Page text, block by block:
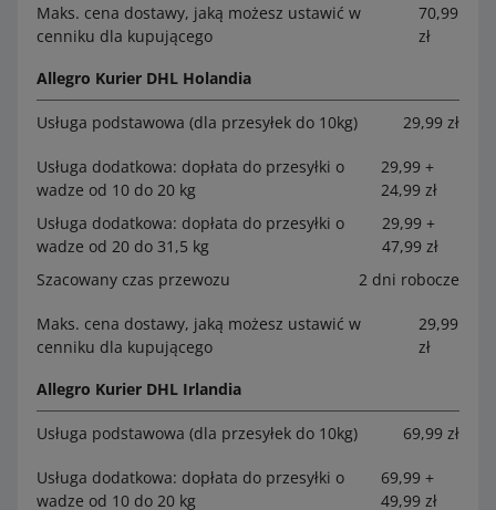
Maks. cena dostawy, jaką możesz ustawić w
cenniku dla kupującego
70,99
zł
Allegro Kurier DHL Holandia
Usługa podstawowa (dla przesyłek do 10kg) 29,99 zł
Usługa dodatkowa: dopłata do przesyłki o
wadze od 10 do 20 kg
29,99 +
24,99 zł
Usługa dodatkowa: dopłata do przesyłki o
wadze od 20 do 31,5 kg
29,99 +
47,99 zł
Szacowany czas przewozu
2 dni robocze
Maks. cena dostawy, jaką możesz ustawić w
cenniku dla kupującego
29,99
zł
Allegro Kurier DHL Irlandia
Usługa podstawowa (dla przesyłek do 10kg) 69,99 zł
Usługa dodatkowa: dopłata do przesyłki o
wadze od 10 do 20 kg
69,99 +
49,99 zł